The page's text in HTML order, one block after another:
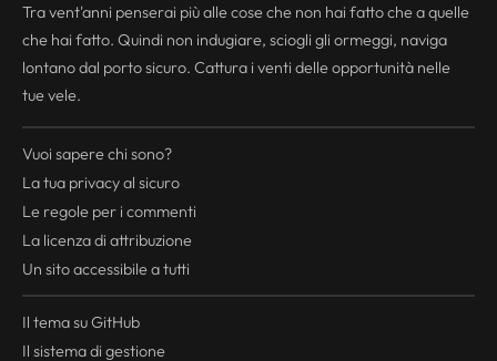
Tra vent'anni penserai più alle cose che non hai fatto che a quelle
che hai fatto. Quindi non indugiare, sciogli gli ormeggi, naviga
lontano dal porto sicuro. Cattura i venti delle opportunità nelle
tue vele.
Vuoi sapere chi sono?
La tua privacyal sicuro
Le regole per i commenti
La licenza di attribuzione
Un sito accessibile a tutti
Il tema su GitHub
Il sistema di gestione